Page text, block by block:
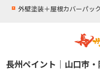
外壁塗装＋屋根カバーパッ
長州ペイント｜山口市